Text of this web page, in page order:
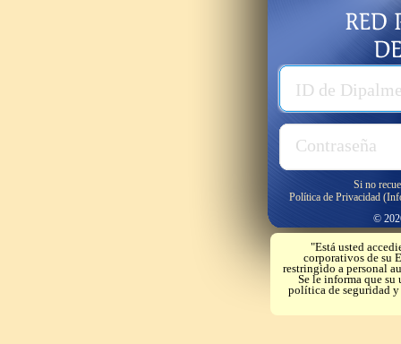
ID de
Contraseña
Usuario
Password
Si no
Política de Privacidad
©
"Está usted
corporativos de su
restringido a personal
Se le informa que su
política de seguridad y